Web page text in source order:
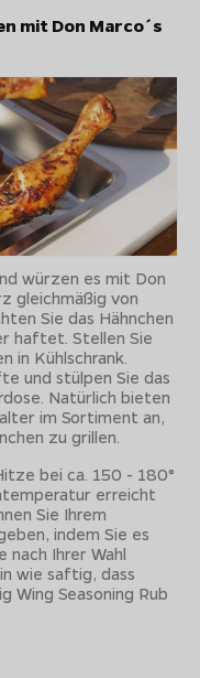
mit Don Marco´s
würzen es mit Don
gleichmäßig von
Sie das Hähnchen
haftet. Stellen Sie
in Kühlschrank.
und stülpen Sie das
Natürlich bieten
im Sortiment an,
zu grillen.
bei ca. 150 - 180°
erreicht
Sie Ihrem
indem Sie es
nach Ihrer Wahl
wie saftig, dass
Wing Seasoning Rub